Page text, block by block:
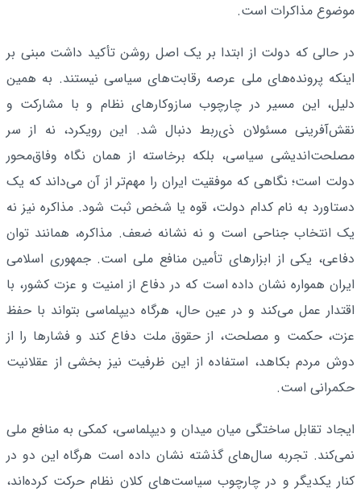
موضوع مذاکرات است.
در حالی که دولت از ابتدا بر یک اصل روشن تأکید داشت مبنی بر
اینکه پرونده‌های ملی عرصه رقابت‌های سیاسی نیستند. به همین
دلیل، این مسیر در چارچوب سازوکارهای نظام و با مشارکت و
نقش‌آفرینی مسئولان ذی‌ربط دنبال شد. این رویکرد، نه از سر
مصلحت‌اندیشی سیاسی، بلکه برخاسته از همان نگاه وفاق‌محور
دولت است؛ نگاهی که موفقیت ایران را مهم‌تر از آن می‌داند که یک
دستاورد به نام کدام دولت، قوه یا شخص ثبت شود. مذاکره نیز نه
یک انتخاب جناحی است و نه نشانه ضعف. مذاکره، همانند توان
دفاعی، یکی از ابزارهای تأمین منافع ملی است. جمهوری اسلامی
ایران همواره نشان داده است که در دفاع از امنیت و عزت کشور، با
اقتدار عمل می‌کند و در عین حال، هرگاه دیپلماسی بتواند با حفظ
عزت، حکمت و مصلحت، از حقوق ملت دفاع کند و فشارها را از
دوش مردم بکاهد، استفاده از این ظرفیت نیز بخشی از عقلانیت
حکمرانی است.
ایجاد تقابل ساختگی میان میدان و دیپلماسی، کمکی به منافع ملی
نمی‌کند. تجربه سال‌های گذشته نشان داده است هرگاه این دو در
کنار یکدیگر و در چارچوب سیاست‌های کلان نظام حرکت کرده‌اند،